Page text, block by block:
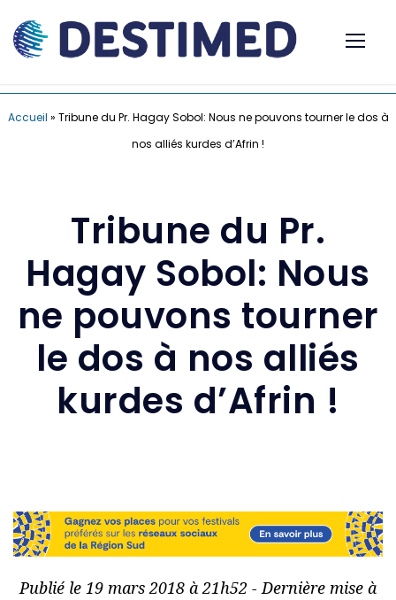
Accueil » Tribune du Pr. Hagay Sobol: Nous ne pouvons tourner le dos à
nos alliés kurdes d’Afrin !
Tribune du Pr.
Hagay Sobol: Nous
ne pouvons tourner
le dos à nos alliés
kurdes d’Afrin !
Publié le 19 mars 2018 à 21h52 - Dernière mise à